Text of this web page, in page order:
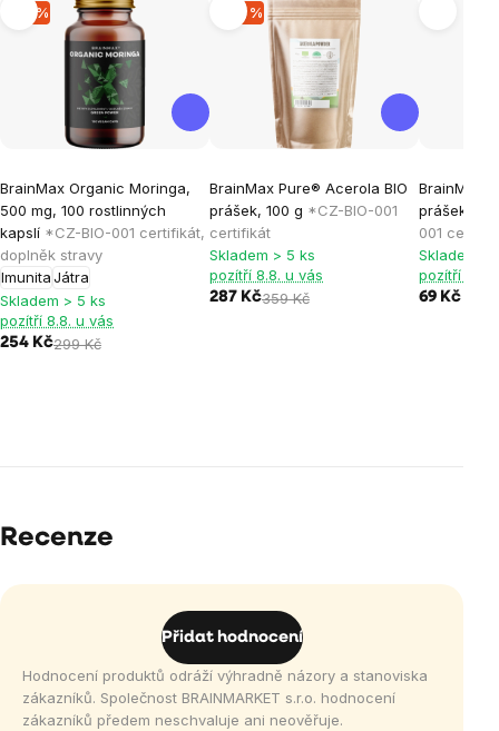
-15 %
BrainMax Organic Moringa,
500 mg, 100 rostlinných
kapslí *CZ-BIO-001 certifikát,
doplněk stravy
ImunitaJátra
Skladem > 5 ks
pozítří 8.8. u vás
254 Kč299 Kč
-20 %
BrainMax Pure® Acerola BIO
prášek, 100 g *CZ-BIO-001
certifikát
Skladem > 5 ks
pozítří 8.8. u vás
287 Kč359 Kč
BrainMax
prášek,
001
Skladem >
pozítří 8.8.
69 Kč
Recenze
Přidat hodnocení
Hodnocení produktů odráží výhradně názory a stanoviska
zákazníků. Společnost BRAINMARKET s.r.o. hodnocení
zákazníků předem neschvaluje ani neověřuje.